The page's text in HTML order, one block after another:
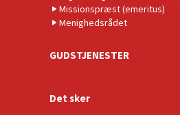
Missionspræst (emeritus)
Menighedsrådet
GUDSTJENESTER
Det sker